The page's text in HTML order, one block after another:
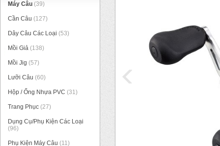
Máy Câu (39)
Cần Câu (127)
Dây Câu Các Loại (53)
Mồi Giả (138)
Mồi Jig (57)
Lưỡi Câu (60)
Hộp / Ống Nhựa PVC (31)
Trang Phục (27)
Dụng Cụ/Phụ Kiện Các Loại
(96)
Phụ Kiện Máy Câu (11)